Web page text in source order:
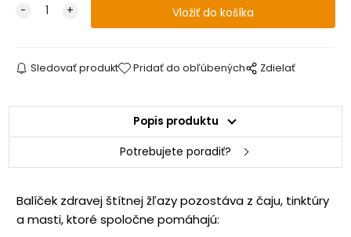
Sledovať produkt Pridať do obľúbených Zdielať
Popis produktu
Potrebujete poradiť?
Balíček zdravej štítnej žľazy pozostáva z čaju, tinktúry
a masti, ktoré spoločne pomáhajú: